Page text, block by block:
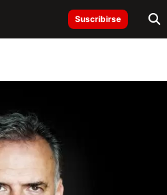
Suscribirse